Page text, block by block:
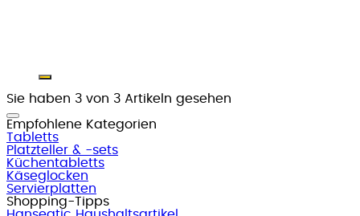
Sie haben 3 von 3 Artikeln gesehen
Empfohlene Kategorien
Tabletts
Platzteller & -sets
Küchentabletts
Käseglocken
Servierplatten
Shopping-Tipps